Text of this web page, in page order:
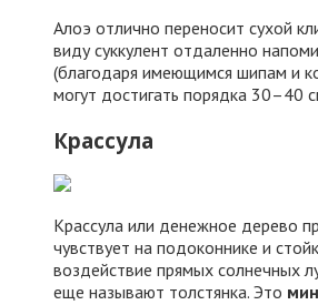
Алоэ отлично переносит сухой
виду суккулент отдаленно
(благодаря имеющимся шипам и
могут достигать порядка 30–40
Крассула
Крассула или денежное дерево
чувствует на подоконнике и
воздействие прямых солнечных
еще называют толстянка. Это